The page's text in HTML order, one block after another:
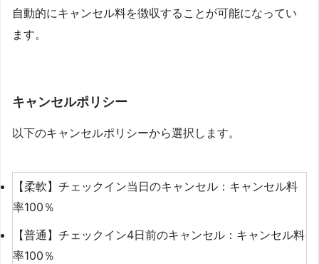
自動的にキャンセル料を徴収することが可能になってい
ます。
キャンセルポリシー
以下のキャンセルポリシーから選択します。
【柔軟】チェックイン当日のキャンセル：キャンセル料
率100％
【普通】チェックイン4日前のキャンセル：キャンセル料
率100％